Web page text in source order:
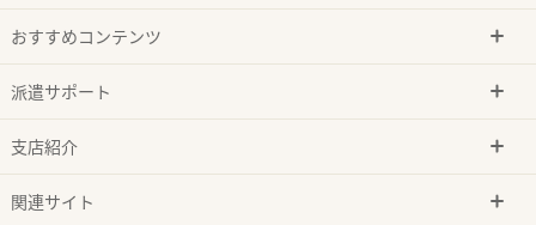
おすすめコンテンツ
派遣サポート
支店紹介
関連サイト